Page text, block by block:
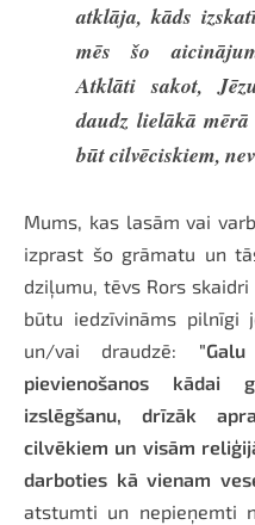
atklāja, kāds
mēs šo
Atklāti sakot,
daudz lielākā
būt cilvēciskiem,
Mums, kas lasām vai
izprast šo grāmatu un
dziļumu, tēvs Rors
būtu iedzīvināms pilnīgi
un/vai draudzē:
pievienošanos kādai
izslēgšanu, drīzāk
cilvēkiem un visām
darboties kā vienam
atstumti un nepieņemti